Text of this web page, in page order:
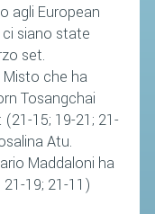
agli European
siano state
set.
che ha
Tosangchai
15; 19-21; 21-
Atu.
Maddaloni ha
19; 21-11)